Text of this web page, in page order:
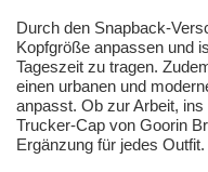
Durch den Snapback-
Kopfgröße anpassen und
Tageszeit zu tragen.
einen urbanen und
anpasst. Ob zur Arbeit,
Trucker-Cap von Goorin
Ergänzung für jedes Outfit.